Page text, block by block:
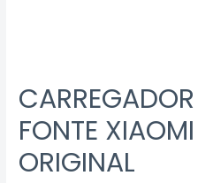
FONTE
ORIGINAL